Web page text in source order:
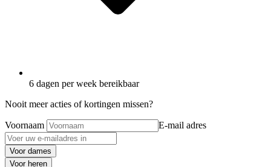
6 dagen per week bereikbaar
Nooit meer acties of kortingen missen?
Voornaam E-mail adres
Voor dames
Voor heren